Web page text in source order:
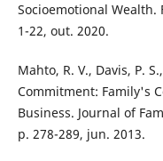
Socioemotional Wealth.
1-22, out. 2020.
Mahto, R. V., Davis, P.
Commitment: Family's
Business. Journal of
p. 278-289, jun. 2013.